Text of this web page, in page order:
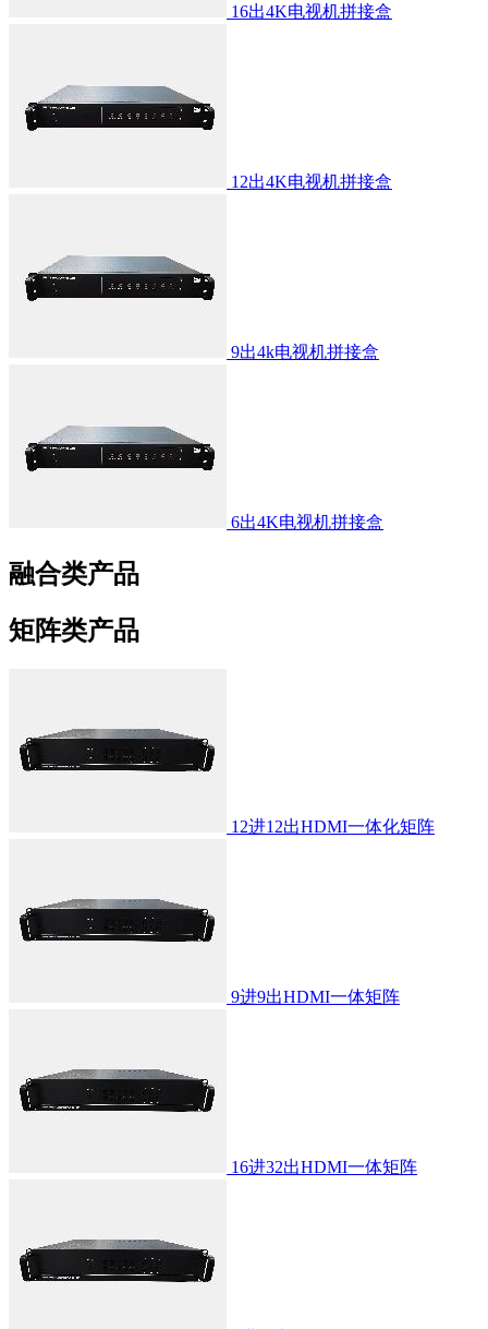
16出4K电视机拼接盒
12出4K电视机拼接盒
9出4k电视机拼接盒
6出4K电视机拼接盒
融合类产品
矩阵类产品
12进12出HDMI一体化矩阵
9进9出HDMI一体矩阵
16进32出HDMI一体矩阵